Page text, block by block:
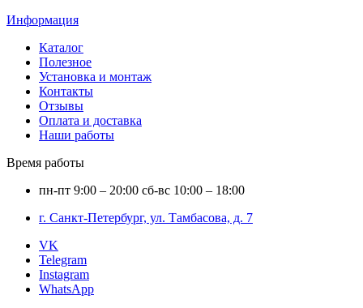
Информация
Каталог
Полезное
Установка и монтаж
Контакты
Отзывы
Оплата и доставка
Наши работы
Время работы
пн-пт 9:00 – 20:00 сб-вс 10:00 – 18:00
г. Санкт-Петербург, ул. Тамбасова, д. 7
VK
Telegram
Instagram
WhatsApp